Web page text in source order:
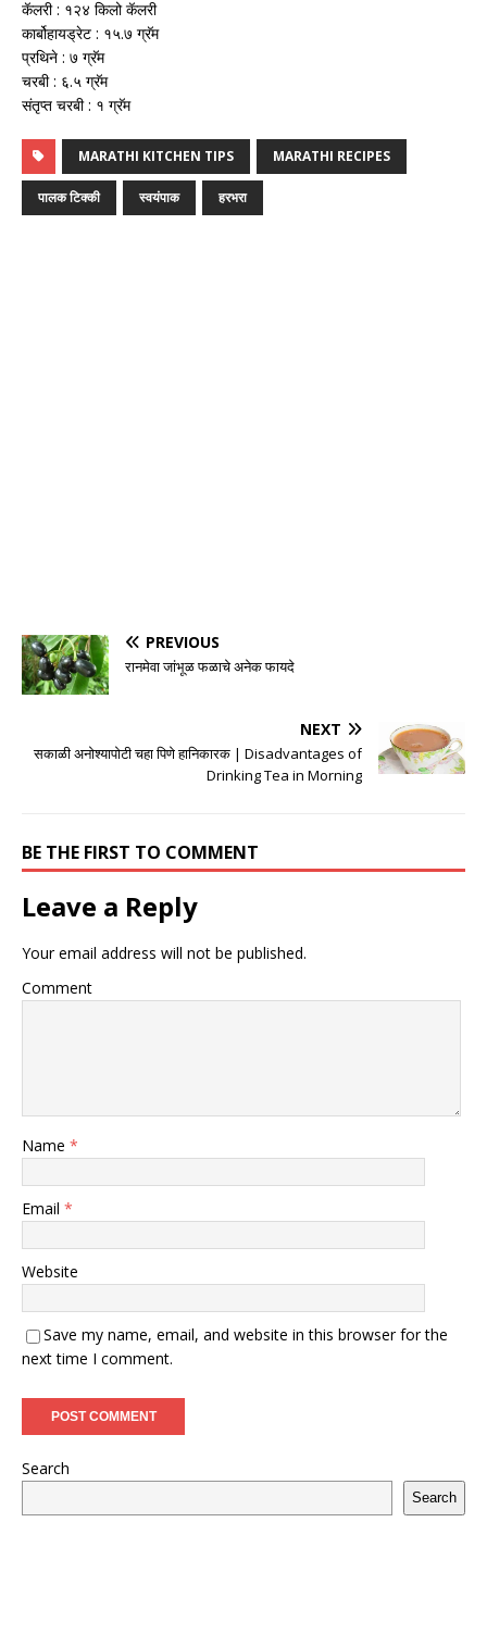
कॅलरी : १२४ किलो कॅलरी
कार्बोहायड्रेट : १५.७ ग्रॅम
प्रथिने : ७ ग्रॅम
चरबी : ६.५ ग्रॅम
संतृप्त चरबी : १ ग्रॅम
MARATHI KITCHEN TIPS MARATHI RECIPES
पालक टिक्की स्वयंपाक हरभरा
PREVIOUS
रानमेवा जांभूळ फळाचे अनेक फायदे
NEXT
सकाळी अनोश्यापोटी चहा पिणे हानिकारक | Disadvantages of
Drinking Tea in Morning
BE THE FIRST TO COMMENT
Leave a Reply
Your email address will not be published.
Comment
Name *
Email *
Website
Save my name, email, and website in this browser for the
next time I comment.
Search
Search